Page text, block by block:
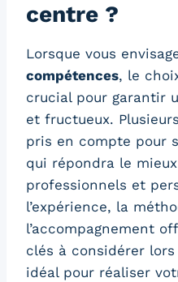
centre ?
Lorsque vous
compétences, le
crucial pour garantir
et fructueux.
pris en compte pour
qui répondra le
professionnels et
l’expérience, la
l’accompagnement
clés à considérer
idéal pour réaliser